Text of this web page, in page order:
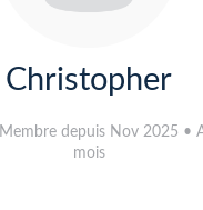
Christopher
Membre depuis Nov 2025 •
mois